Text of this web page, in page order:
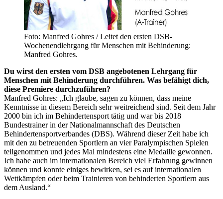
Foto: Manfred Gohres / Leitet den ersten DSB-
Wochenendlehrgang für Menschen mit Behinderung:
Manfred Gohres.
Du wirst den ersten vom DSB angebotenen Lehrgang für
Menschen mit Behinderung durchführen. Was befähigt dich,
diese Premiere durchzuführen?
Manfred Gohres: „Ich glaube, sagen zu können, dass meine
Kenntnisse in diesem Bereich sehr weitreichend sind. Seit dem Jahr
2000 bin ich im Behindertensport tätig und war bis 2018
Bundestrainer in der Nationalmannschaft des Deutschen
Behindertensportverbandes (DBS). Während dieser Zeit habe ich
mit den zu betreuenden Sportlern an vier Paralympischen Spielen
teilgenommen und jedes Mal mindestens eine Medaille gewonnen.
Ich habe auch im internationalen Bereich viel Erfahrung gewinnen
können und konnte einiges bewirken, sei es auf internationalen
Wettkämpfen oder beim Trainieren von behinderten Sportlern aus
dem Ausland.“